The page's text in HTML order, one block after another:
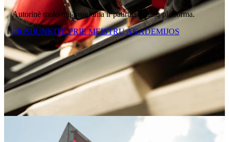
Autorinė mokymų programa ir patirties mainų platforma.
PRISIJUNKITE PRIE MEISTRŲ AKADEMIJOS